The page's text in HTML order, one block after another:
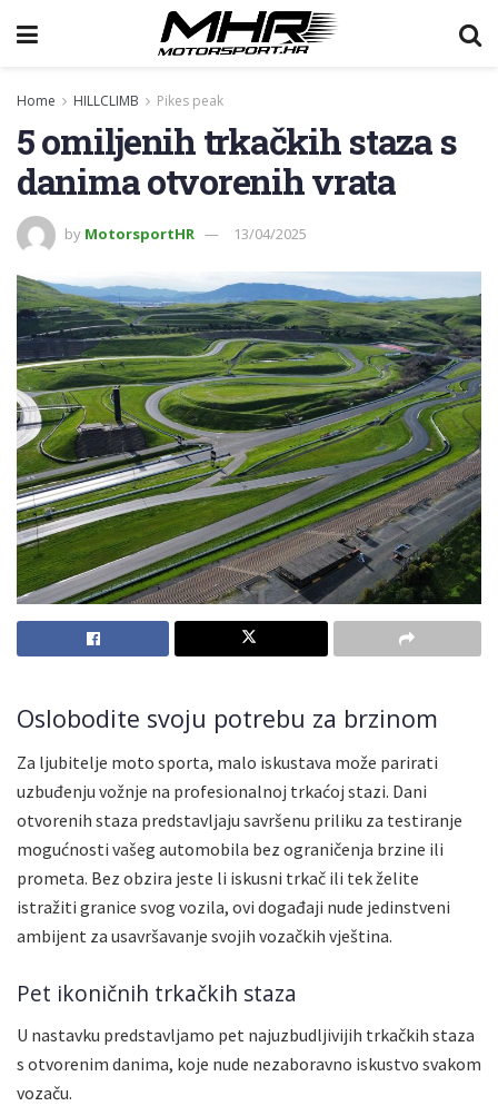
Home HILLCLIMB Pikes peak
5 omiljenih trkačkih staza s
danima otvorenih vrata
by MotorsportHR 13/04/2025
Oslobodite svoju potrebu za brzinom
Za ljubitelje moto sporta, malo iskustava može parirati
uzbuđenju vožnje na profesionalnoj trkaćoj stazi. Dani
otvorenih staza predstavljaju savršenu priliku za testiranje
mogućnosti vašeg automobila bez ograničenja brzine ili
prometa. Bez obzira jeste li iskusni trkač ili tek želite
istražiti granice svog vozila, ovi događaji nude jedinstveni
ambijent za usavršavanje svojih vozačkih vještina.
Pet ikoničnih trkačkih staza
U nastavku predstavljamo pet najuzbudljivijih trkačkih staza
s otvorenim danima, koje nude nezaboravno iskustvo svakom
vozaču.